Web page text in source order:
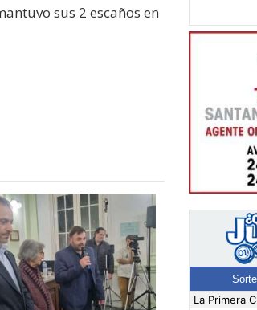
sus 2 escaños en